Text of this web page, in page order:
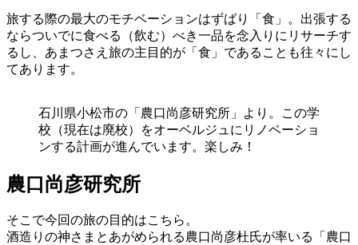
旅する際の最大のモチベーションはずばり「食」。出張する
ならついでに食べる（飲む）べき一品を念入りにリサーチす
るし、あまつさえ旅の主目的が「食」であることも往々にし
てあります。
石川県小松市の「農口尚彦研究所」より。この学
校（現在は廃校）をオーベルジュにリノベーショ
ンする計画が進んでいます。楽しみ！
農口尚彦研究所
そこで今回の旅の目的はこちら。
酒造りの神さまとあがめられる農口尚彦杜氏が率いる「農口